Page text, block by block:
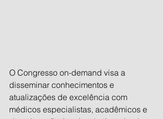
O Congresso on-demand visa a
disseminar conhecimentos e
atualizações de excelência com
médicos especialistas, acadêmicos e